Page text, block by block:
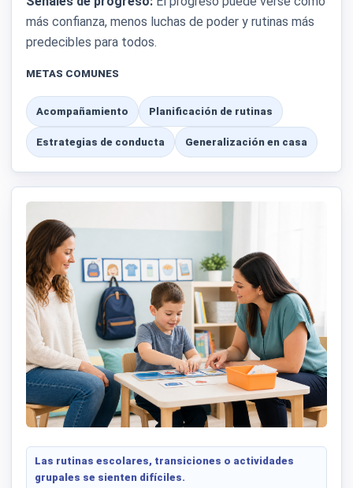
más confianza, menos luchas de poder y rutinas más
predecibles para todos.
METAS COMUNES
Acompañamiento Planificación de rutinas
Estrategias de conducta Generalización en casa
Las rutinas escolares, transiciones o actividades
grupales se sienten difíciles.